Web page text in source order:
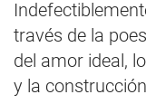
través de la
del amor ideal,
y la